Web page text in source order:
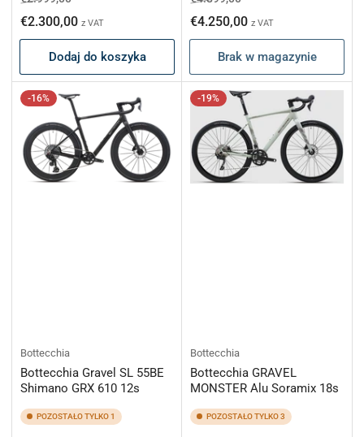
regularnapromocyjna
€2.300,00 z VAT
Dodaj do koszyka
regularnapromocyjna
€4.250,00 z VAT
Brak w magazynie
-16%
Bottecchia
Bottecchia Gravel SL 55BE
Shimano GRX 610 12s
POZOSTAŁO TYLKO 1
-19%
Bottecchia
Bottecchia GRAVEL
MONSTER Alu Soramix 18s
POZOSTAŁO TYLKO 3